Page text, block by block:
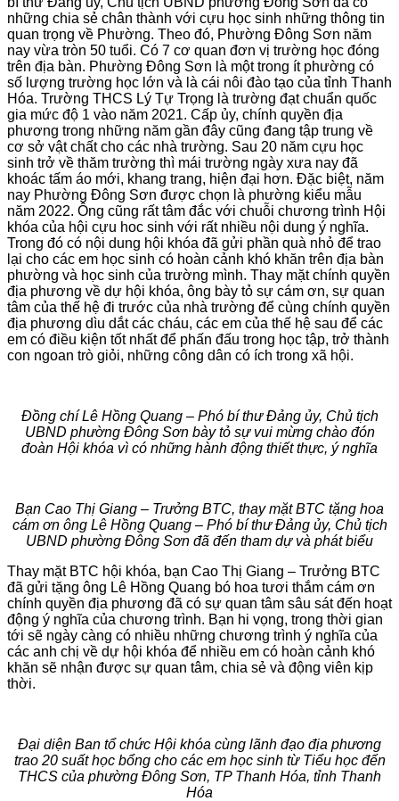
những chia sẻ chân thành với cựu học sinh những thông tin
quan trọng về Phường. Theo đó, Phường Đông Sơn năm
nay vừa tròn 50 tuổi. Có 7 cơ quan đơn vị trường học đóng
trên địa bàn. Phường Đông Sơn là một trong ít phường có
số lượng trường học lớn và là cái nôi đào tạo của tỉnh Thanh
Hóa. Trường THCS Lý Tự Trọng là trường đạt chuẩn quốc
gia mức độ 1 vào năm 2021. Cấp ủy, chính quyền địa
phương trong những năm gần đây cũng đang tập trung về
cơ sở vật chất cho các nhà trường. Sau 20 năm cựu học
sinh trở về thăm trường thì mái trường ngày xưa nay đã
khoác tấm áo mới, khang trang, hiện đại hơn. Đặc biệt, năm
nay Phường Đông Sơn được chọn là phường kiểu mẫu
năm 2022. Ông cũng rất tâm đắc với chuỗi chương trình Hội
khóa của hội cựu hoc sinh với rất nhiều nội dung ý nghĩa.
Trong đó có nội dung hội khóa đã gửi phần quà nhỏ để trao
lại cho các em học sinh có hoàn cảnh khó khăn trên địa bàn
phường và học sinh của trường mình. Thay mặt chính quyền
địa phương về dự hội khóa, ông bày tỏ sự cám ơn, sự quan
tâm của thế hệ đi trước của nhà trường để cùng chính quyền
địa phương dìu dắt các cháu, các em của thế hệ sau để các
em có điều kiện tốt nhất để phấn đấu trong học tập, trở thành
con ngoan trò giỏi, những công dân có ích trong xã hội.
Đồng chí Lê Hồng Quang – Phó bí thư Đảng ủy, Chủ tịch
UBND phường Đông Sơn bày tỏ sự vui mừng chào đón
đoàn Hội khóa vì có những hành động thiết thực, ý nghĩa
Bạn Cao Thị Giang – Trưởng BTC, thay mặt BTC tặng hoa
cám ơn ông Lê Hồng Quang – Phó bí thư Đảng ủy, Chủ tịch
UBND phường Đông Sơn đã đến tham dự và phát biểu
Thay mặt BTC hội khóa, bạn Cao Thị Giang – Trưởng BTC
đã gửi tặng ông Lê Hồng Quang bó hoa tươi thắm cám ơn
chính quyền địa phương đã có sự quan tâm sâu sát đến hoạt
động ý nghĩa của chương trình. Bạn hi vọng, trong thời gian
tới sẽ ngày càng có nhiều những chương trình ý nghĩa của
các anh chị về dự hội khóa để nhiều em có hoàn cảnh khó
khăn sẽ nhận được sự quan tâm, chia sẻ và động viên kịp
thời.
Đại diện Ban tổ chức Hội khóa cùng lãnh đạo địa phương
trao 20 suất học bổng cho các em học sinh từ Tiểu học đến
THCS của phường Đông Sơn, TP Thanh Hóa, tỉnh Thanh
Hóa